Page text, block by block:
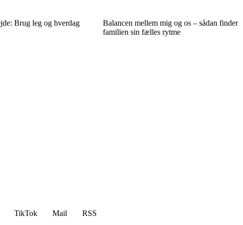
Brug leg og hverdag
Balancen mellem mig og os – sådan finder
familien sin fælles rytme
TikTok Mail
RSS